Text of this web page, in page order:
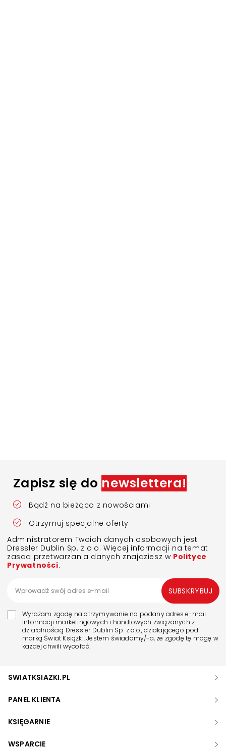
Zapisz się do newslettera!
Bądź na bieżąco z nowościami
Otrzymuj specjalne oferty
Administratorem Twoich danych osobowych jest
Dressler Dublin Sp. z o.o. Więcej informacji na temat
zasad przetwarzania danych znajdziesz w Polityce
Prywatności.
Wyrażam zgodę na otrzymywanie na podany adres e-mail
informacji marketingowych i handlowych związanych z
działalnością Dressler Dublin Sp. z o.o., działającego pod
marką Świat Książki. Jestem świadomy/-a, że zgodę tę mogę w
każdej chwili wycofać.
SUBSKRYBUJ
SWIATKSIAZKI.PL
PANEL KLIENTA
KSIĘGARNIE
WSPARCIE